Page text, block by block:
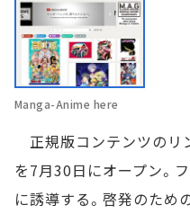
Manga-Anime here
正規版コンテンツのリ
を7月30日にオープン。
に誘導する。啓発のため